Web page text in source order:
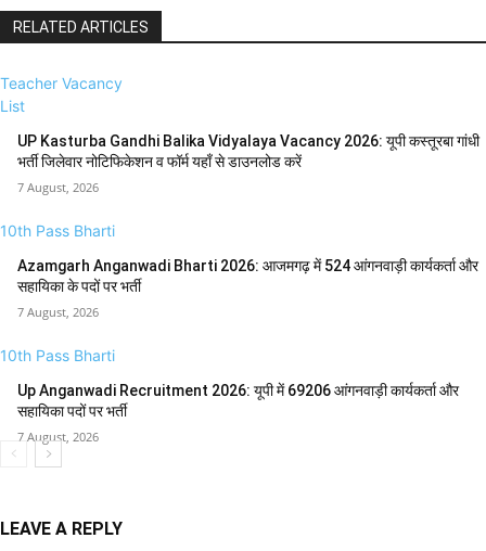
RELATED ARTICLES
Teacher Vacancy
List
UP Kasturba Gandhi Balika Vidyalaya Vacancy 2026: यूपी कस्तूरबा गांधी
भर्ती जिलेवार नोटिफिकेशन व फॉर्म यहाँ से डाउनलोड करें
7 August, 2026
10th Pass Bharti
Azamgarh Anganwadi Bharti 2026: आजमगढ़ में 524 आंगनवाड़ी कार्यकर्ता और
सहायिका के पदों पर भर्ती
7 August, 2026
10th Pass Bharti
Up Anganwadi Recruitment 2026: यूपी में 69206 आंगनवाड़ी कार्यकर्ता और
सहायिका पदों पर भर्ती
7 August, 2026
LEAVE A REPLY